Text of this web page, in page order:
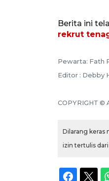
Berita ini
rekrut
Pewarta: Fath
Editor : Debby
COPYRIGHT ©
Dilarang keras
izin tertulis